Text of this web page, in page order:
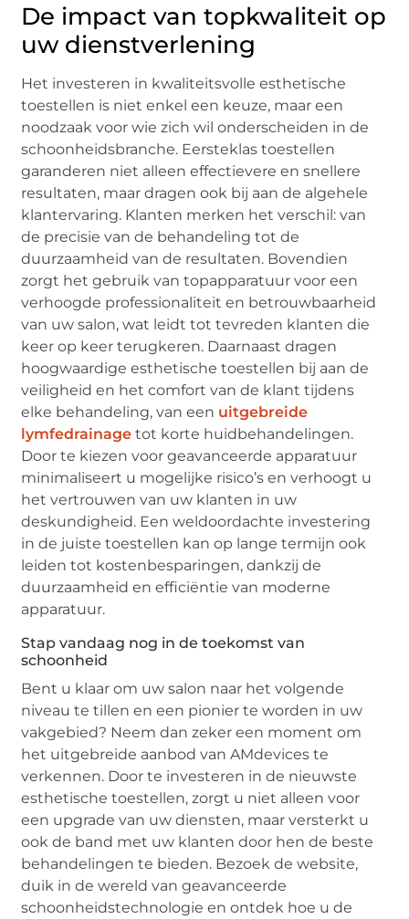
De impact van topkwaliteit op
uw dienstverlening
Het investeren in kwaliteitsvolle esthetische
toestellen is niet enkel een keuze, maar een
noodzaak voor wie zich wil onderscheiden in de
schoonheidsbranche. Eersteklas toestellen
garanderen niet alleen effectievere en snellere
resultaten, maar dragen ook bij aan de algehele
klantervaring. Klanten merken het verschil: van
de precisie van de behandeling tot de
duurzaamheid van de resultaten. Bovendien
zorgt het gebruik van topapparatuur voor een
verhoogde professionaliteit en betrouwbaarheid
van uw salon, wat leidt tot tevreden klanten die
keer op keer terugkeren. Daarnaast dragen
hoogwaardige esthetische toestellen bij aan de
veiligheid en het comfort van de klant tijdens
elke behandeling, van een uitgebreide
lymfedrainage tot korte huidbehandelingen.
Door te kiezen voor geavanceerde apparatuur
minimaliseert u mogelijke risico’s en verhoogt u
het vertrouwen van uw klanten in uw
deskundigheid. Een weldoordachte investering
in de juiste toestellen kan op lange termijn ook
leiden tot kostenbesparingen, dankzij de
duurzaamheid en efficiëntie van moderne
apparatuur.
Stap vandaag nog in de toekomst van
schoonheid
Bent u klaar om uw salon naar het volgende
niveau te tillen en een pionier te worden in uw
vakgebied? Neem dan zeker een moment om
het uitgebreide aanbod van AMdevices te
verkennen. Door te investeren in de nieuwste
esthetische toestellen, zorgt u niet alleen voor
een upgrade van uw diensten, maar versterkt u
ook de band met uw klanten door hen de beste
behandelingen te bieden. Bezoek de website,
duik in de wereld van geavanceerde
schoonheidstechnologie en ontdek hoe u de